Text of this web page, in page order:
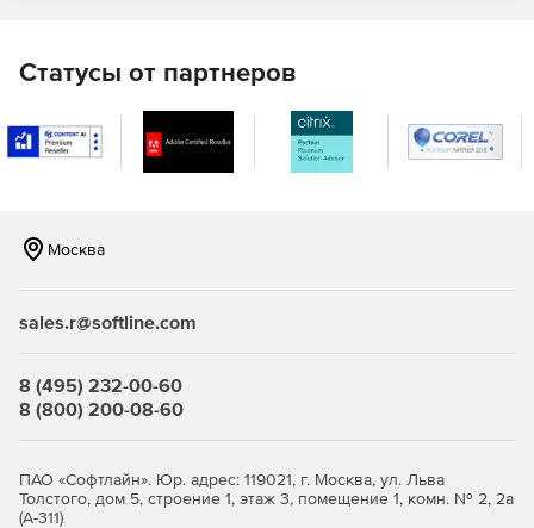
с инструментами записи и редактирования MultiCam.
Обрезка видеоклипов и улучшение звука с помощью
Стилизация своих изображений с новыми умными
Конвертирование и копирование
нужный формат.
Статусы от партнеров
Москва
sales.r@softline.com
8 (495) 232-00-60
8 (800) 200-08-60
ПАО «Софтлайн». Юр. адрес: 119021, г. Москва, ул. Льва
Толстого, дом 5, строение 1, этаж 3, помещение 1, комн. № 2, 2а
(А-311)